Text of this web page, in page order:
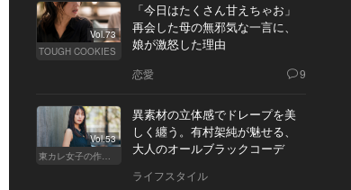
Vol.73
TOUGH COOKIES
「今日はたくさん甘えちゃお」
再会した母の無邪気な一言に、
娘が激怒した理由
恋愛 9
Vol.53
東カレ女子の作り方
異素材の立体感でドレープを美
しく纏う。有村架純が魅せる、
大人のオールブラックコーデ
ライフスタイル